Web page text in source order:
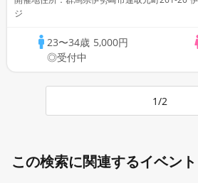
ジ
23〜34歳 5,000円
◎受付中
1/2
この検索に関連するイベント